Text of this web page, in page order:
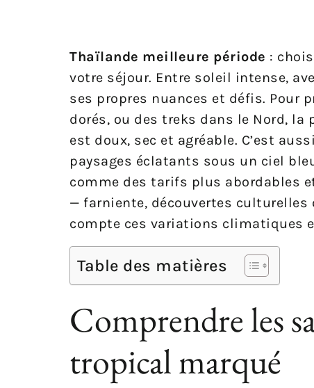
Thaïlande meilleure période :
votre séjour. Entre soleil intense,
ses propres nuances et défis. Pour
dorés, ou des treks dans le Nord,
est doux, sec et agréable. C’est
paysages éclatants sous un ciel
comme des tarifs plus abordables
— farniente, découvertes
compte ces variations climatiques
Table des matières
Comprendre les
tropical marqué